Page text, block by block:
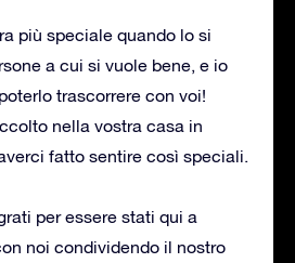
più speciale quando lo si
a cui si vuole bene, e io
trascorrere con voi!
nella vostra casa in
fatto sentire così speciali.
per essere stati qui a
noi condividendo il nostro